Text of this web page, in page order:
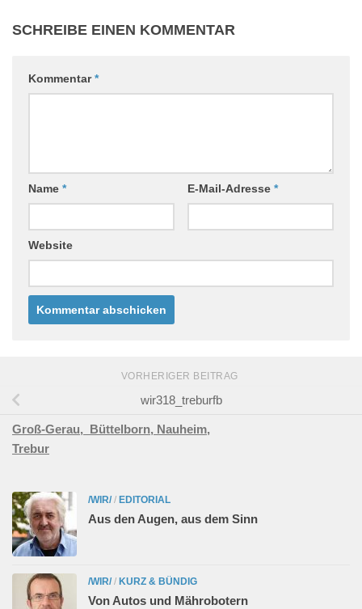
SCHREIBE EINEN KOMMENTAR
Kommentar*
Name * E-Mail-Adresse *
Website
VORHERIGER BEITRAG
wir318_treburfb
Groß-Gerau, Büttelborn, Nauheim,
Trebur
/WIR/ / EDITORIAL
Aus den Augen, aus dem Sinn
/WIR/ / KURZ & BÜNDIG
Von Autos und Mährobotern